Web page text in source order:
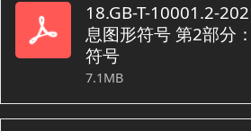
18.GB-T-10001.2-
息图形符号 第2部分
符号
7.1MB